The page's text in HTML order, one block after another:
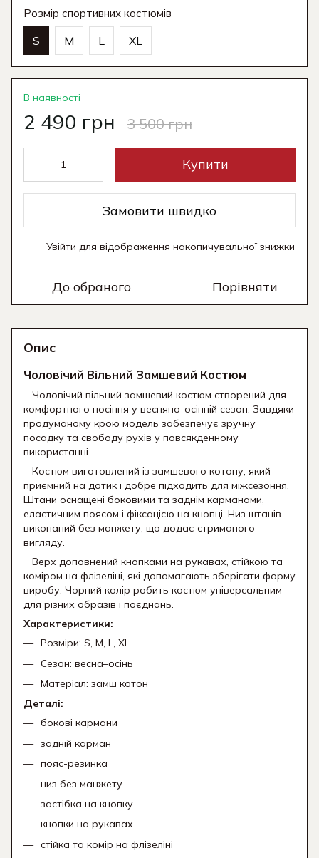
Розмір спортивних костюмів
S M L XL
В наявності
2 490 грн 3 500 грн
Купити
Замовити швидко
Увійти для відображення накопичувальної знижки
До обраного Порівняти
Опис
Чоловічий Вільний Замшевий Костюм
Чоловічий вільний замшевий костюм створений для
комфортного носіння у весняно-осінній сезон. Завдяки
продуманому крою модель забезпечує зручну
посадку та свободу рухів у повсякденному
використанні.
Костюм виготовлений із замшевого котону, який
приємний на дотик і добре підходить для міжсезоння.
Штани оснащені боковими та заднім карманами,
еластичним поясом і фіксацією на кнопці. Низ штанів
виконаний без манжету, що додає стриманого
вигляду.
Верх доповнений кнопками на рукавах, стійкою та
коміром на флізеліні, які допомагають зберігати форму
виробу. Чорний колір робить костюм універсальним
для різних образів і поєднань.
Характеристики:
Розміри: S, M, L, XL
Сезон: весна–осінь
Матеріал: замш котон
Деталі:
бокові кармани
задній карман
пояс-резинка
низ без манжету
застібка на кнопку
кнопки на рукавах
стійка та комір на флізеліні